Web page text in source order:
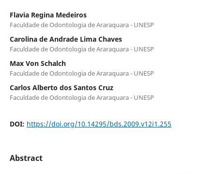
Flavia Regina Medeiros
Faculdade de Odontologia de Araraquara - UNESP
Carolina de Andrade Lima Chaves
Faculdade de Odontologia de Araraquara - UNESP
Max Von Schalch
Faculdade de Odontologia de Araraquara - UNESP
Carlos Alberto dos Santos Cruz
Faculdade de Odontologia de Araraquara - UNESP
DOI: https://doi.org/10.14295/bds.2009.v12i1.255
Abstract